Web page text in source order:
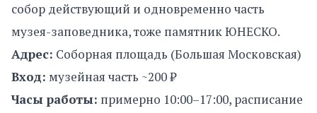
собор действующий и одновременно часть
музея-заповедника, тоже памятник ЮНЕСКО.
Адрес: Соборная площадь (Большая Московская)
Вход: музейная часть ~200 ₽
Часы работы: примерно 10:00–17:00, расписание